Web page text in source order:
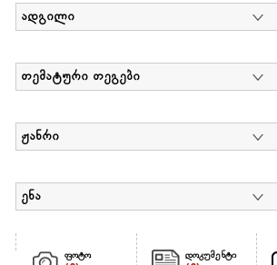
ადგილი
თემატური თეგები
ჟანრი
ენა
ფოტო დოკუმენტი